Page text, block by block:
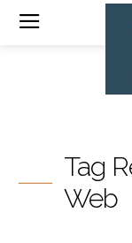
Tag
Web